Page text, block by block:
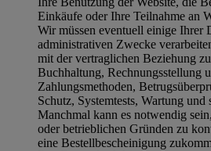
Einkäufe oder Ihre Teilnahme an
Wir müssen eventuell einige Ihrer
administrativen Zwecke
mit der vertraglichen Beziehung
Buchhaltung, Rechnungsstellung
Zahlungsmethoden,
Schutz, Systemtests, Wartung und
Manchmal kann es notwendig
oder betrieblichen Gründen zu
eine Bestellbescheinigung